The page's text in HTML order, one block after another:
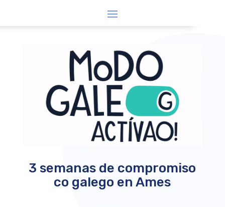
3 semanas de compromiso
co galego en Ames